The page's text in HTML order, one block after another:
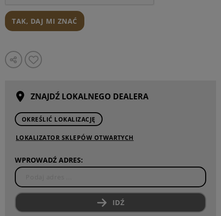
TAK, DAJ MI ZNAĆ
ZNAJDŹ LOKALNEGO DEALERA
OKREŚLIĆ LOKALIZACJĘ
LOKALIZATOR SKLEPÓW OTWARTYCH
WPROWADŹ ADRES:
IDŹ